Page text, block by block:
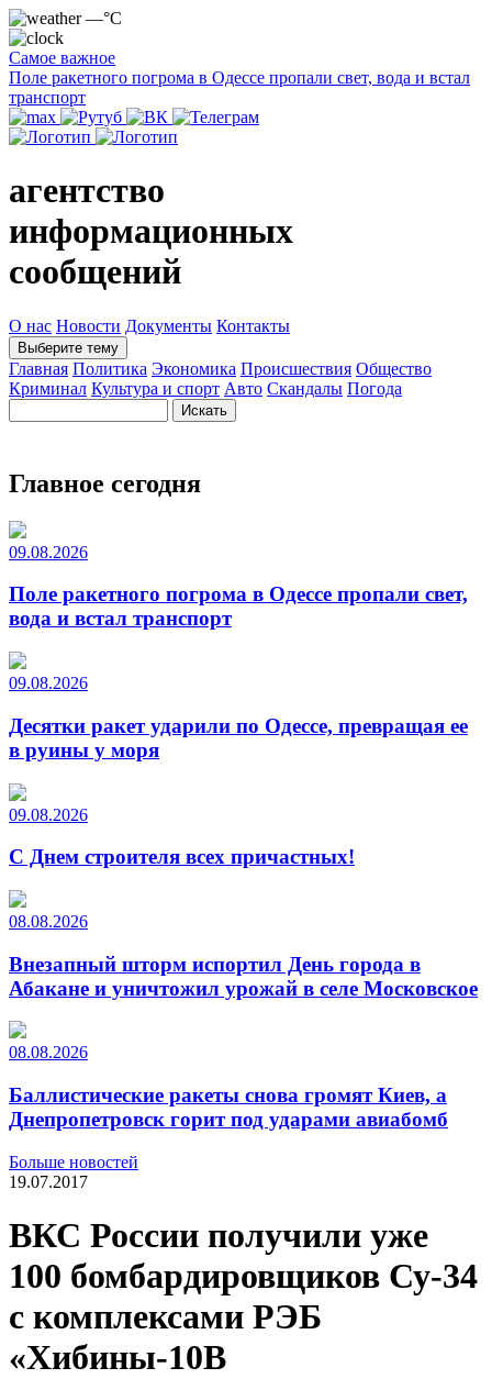
—°C
Самое важное
Поле ракетного погрома в Одессе пропали свет, вода и встал
транспорт
агентство
информационных
сообщений
О нас Новости Документы Контакты
Выберите тему
Главная Политика Экономика Происшествия Общество
Криминал Культура и спорт Авто Скандалы Погода
Главное сегодня
09.08.2026
Поле ракетного погрома в Одессе пропали свет,
вода и встал транспорт
09.08.2026
Десятки ракет ударили по Одессе, превращая ее
в руины у моря
09.08.2026
С Днем строителя всех причастных!
08.08.2026
Внезапный шторм испортил День города в
Абакане и уничтожил урожай в селе Московское
08.08.2026
Баллистические ракеты снова громят Киев, а
Днепропетровск горит под ударами авиабомб
Больше новостей
19.07.2017
ВКС России получили уже
100 бомбардировщиков Су-34
с комплексами РЭБ
«Хибины-10В